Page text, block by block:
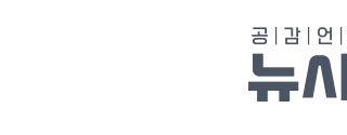
닥 1.3%↑
선행돼야"